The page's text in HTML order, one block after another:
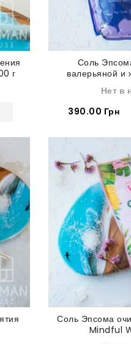
г
Соль
валерьяной и
Нет в
390.00 Грн
Соль Эпсома
Mindful